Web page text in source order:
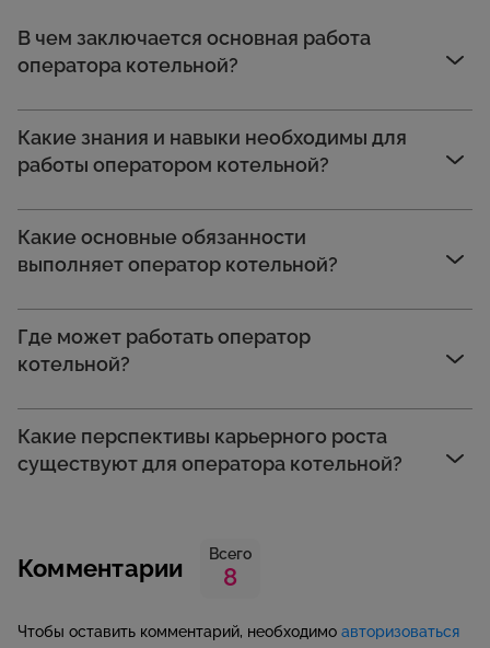
В чем заключается основная работа
оператора котельной?
Какие знания и навыки необходимы для
работы оператором котельной?
Какие основные обязанности
выполняет оператор котельной?
Где может работать оператор
котельной?
Какие перспективы карьерного роста
существуют для оператора котельной?
Комментарии Всего
8
Чтобы оставить комментарий, необходимо авторизоваться